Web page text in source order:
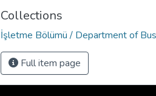
Collections
İşletme Bölümü / Department of
Full item page